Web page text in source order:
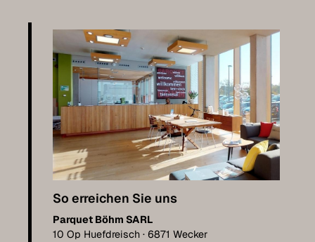
So erreichen Sie uns
Parquet Böhm SARL
10 Op Huefdreisch · 6871 Wecker